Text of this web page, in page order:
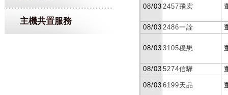
主機共置服務